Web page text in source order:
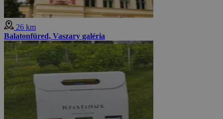
26 km
Balatonfüred, Vaszary galéria